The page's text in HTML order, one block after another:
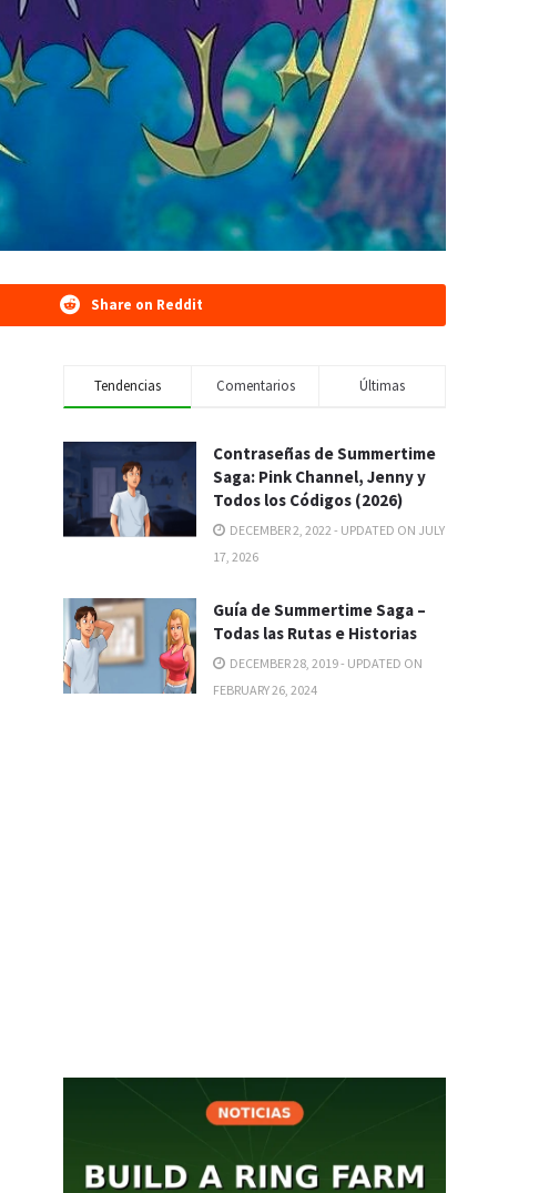
Share on Reddit
Tendencias Comentarios Últimas
Contraseñas de Summertime
Saga: Pink Channel, Jenny y
Todos los Códigos (2026)
DECEMBER 2, 2022 - UPDATED ON JULY
17, 2026
Guía de Summertime Saga –
Todas las Rutas e Historias
DECEMBER 28, 2019 - UPDATED ON
FEBRUARY 26, 2024